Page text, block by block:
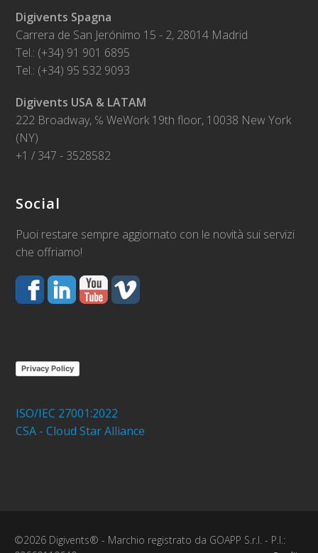
Digivents Spagna
Carrera de San Jerónimo 15 - 2, 28014 Madrid
Tel.: (+34) 91 901 6895
Tel.: (+34) 95 532 9093
Digivents USA & LATAM
222 Broadway, ℅ WeWork 19th floor, 10038 New York
(NY)
+1 / 347 - 3528582
Social
Puoi restare sempre aggiornato con le novità sui servizi
che offriamo!
Privacy Policy
ISO/IEC 27001:2022
CSA - Cloud Star Alliance
©2026 Digivents® - Marchio registrato da GOAPP S.r.l. - P.I.: